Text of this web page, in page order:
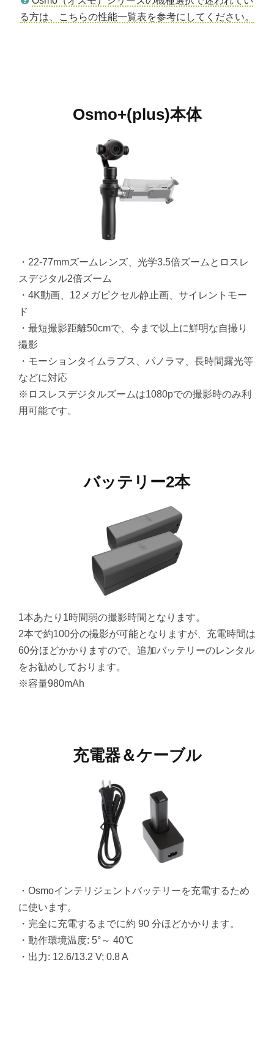
る方は、こちらの性能一覧表を参考にしてください。
Osmo+(plus)本体
・22-77mmズームレンズ、光学3.5倍ズームとロスレ
スデジタル2倍ズーム
・4K動画、12メガピクセル静止画、サイレントモー
ド
・最短撮影距離50cmで、今まで以上に鮮明な自撮り
撮影
・モーションタイムラプス、パノラマ、長時間露光等
などに対応
※ロスレスデジタルズームは1080pでの撮影時のみ利
用可能です。
バッテリー2本
1本あたり1時間弱の撮影時間となります。
2本で約100分の撮影が可能となりますが、充電時間は
60分ほどかかりますので、追加バッテリーのレンタル
をお勧めしております。
※容量980mAh
充電器＆ケーブル
・Osmoインテリジェントバッテリーを充電するため
に使います。
・完全に充電するまでに約 90 分ほどかかります。
・動作環境温度: 5°～ 40℃
・出力: 12.6/13.2 V; 0.8 A